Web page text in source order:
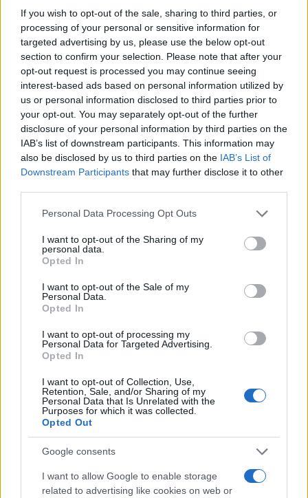
If you wish to opt-out of the sale, sharing to third parties, or
processing of your personal or sensitive information for
targeted advertising by us, please use the below opt-out
section to confirm your selection. Please note that after your
opt-out request is processed you may continue seeing
interest-based ads based on personal information utilized by
us or personal information disclosed to third parties prior to
your opt-out. You may separately opt-out of the further
disclosure of your personal information by third parties on the
IAB’s list of downstream participants. This information may
also be disclosed by us to third parties on the IAB’s List of
Downstream Participants that may further disclose it to other
Please note that this website/app uses one or more Google
not limited to your visit or usage behaviour. You may click to
grant or deny consent to Google and its third-party tags to
use your data for below specified purposes in below Google
consent section.
Personal Data Processing Opt Outs
I want to opt-out of the Sharing of my
personal data.
Opted In
I want to opt-out of the Sale of my
Personal Data.
Opted In
I want to opt-out of processing my
Personal Data for Targeted Advertising.
Opted In
I want to opt-out of Collection, Use,
Retention, Sale, and/or Sharing of my
Personal Data that Is Unrelated with the
Purposes for which it was collected.
Opted Out
Google consents
I want to allow Google to enable storage
related to advertising like cookies on web or
AUTORE
Redazione Sportmagazine
Continua a leggere
BASKET